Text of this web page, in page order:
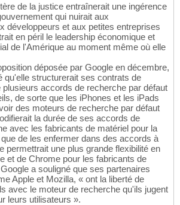
de la justice entraînerait une ingérence
qui nuirait aux
développeurs et aux petites entreprises
en péril le leadership économique et
de l'Amérique au moment même où elle
déposée par Google en décembre,
qu'elle structurerait ses contrats de
plusieurs accords de recherche par défaut
de sorte que les iPhones et les iPads
des moteurs de recherche par défaut
la durée de ses accords de
avec les fabricants de matériel pour la
de les enfermer dans des accords à
permettrait une plus grande flexibilité en
et de Chrome pour les fabricants de
a souligné que ses partenaires
Apple et Mozilla, « ont la liberté de
avec le moteur de recherche qu'ils jugent
leurs utilisateurs ».